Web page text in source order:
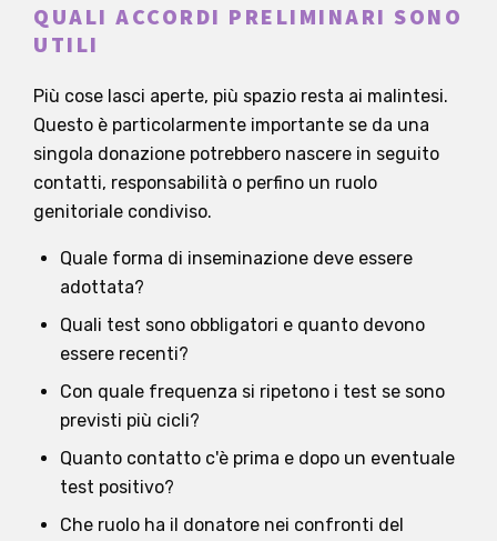
QUALI ACCORDI PRELIMINARI SONO
UTILI
Più cose lasci aperte, più spazio resta ai malintesi.
Questo è particolarmente importante se da una
singola donazione potrebbero nascere in seguito
contatti, responsabilità o perfino un ruolo
genitoriale condiviso.
Quale forma di inseminazione deve essere
adottata?
Quali test sono obbligatori e quanto devono
essere recenti?
Con quale frequenza si ripetono i test se sono
previsti più cicli?
Quanto contatto c'è prima e dopo un eventuale
test positivo?
Che ruolo ha il donatore nei confronti del